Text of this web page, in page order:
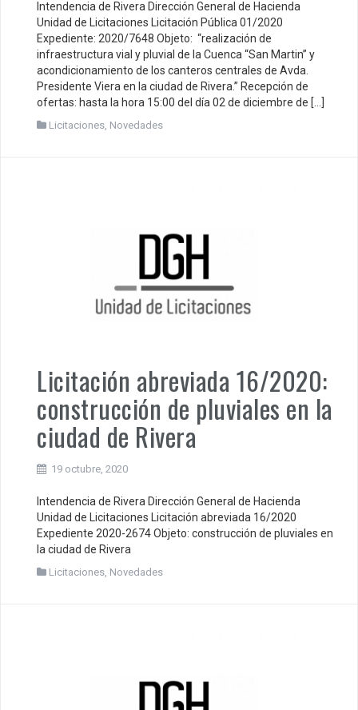
Intendencia de Rivera Dirección General de Hacienda
Unidad de Licitaciones Licitación Pública 01/2020
Expediente: 2020/7648 Objeto: “realización de
infraestructura vial y pluvial de la Cuenca “San Martin” y
acondicionamiento de los canteros centrales de Avda.
Presidente Viera en la ciudad de Rivera.” Recepción de
ofertas: hasta la hora 15:00 del día 02 de diciembre de […]
Licitaciones Novedades
Licitación abreviada 16/2020:
construcción de pluviales en la
ciudad de Rivera
19 octubre, 2020
Intendencia de Rivera Dirección General de Hacienda
Unidad de Licitaciones Licitación abreviada 16/2020
Expediente 2020-2674 Objeto: construcción de pluviales en
la ciudad de Rivera
Licitaciones, Novedades